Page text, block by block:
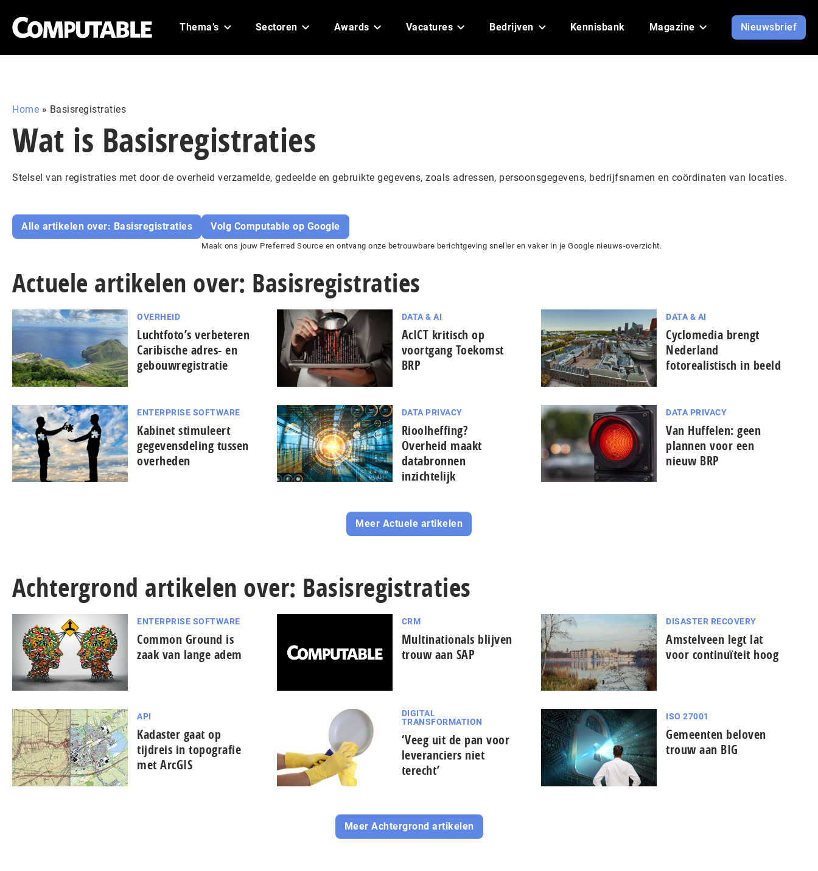
Thema’s Sectoren Awards Vacatures Bedrijven Kennisbank Magazine Nieuwsbrief
Home » Basisregistraties
Wat is Basisregistraties
Stelsel van registraties met door de overheid verzamelde, gedeelde en gebruikte gegevens, zoals adressen, persoonsgegevens, bedrijfsnamen en coördinaten van locaties.
Alle artikelen over: Basisregistraties Volg Computable op Google
Maak ons jouw Preferred Source en ontvang onze betrouwbare berichtgeving sneller en vaker in je Google nieuws-overzicht.
Actuele artikelen over: Basisregistraties
OVERHEID
Luchtfoto’s verbeteren
Caribische adres- en
gebouwregistratie
DATA & AI
AcICT kritisch op
voortgang Toekomst
BRP
DATA & AI
Cyclomedia brengt
Nederland
fotorealistisch in beeld
ENTERPRISE SOFTWARE
Kabinet stimuleert
gegevensdeling tussen
overheden
DATA PRIVACY
Rioolheffing?
Overheid maakt
databronnen
inzichtelijk
DATA PRIVACY
Van Huffelen: geen
plannen voor een
nieuw BRP
Meer Actuele artikelen
Achtergrond artikelen over: Basisregistraties
ENTERPRISE SOFTWARE
Common Ground is
zaak van lange adem
CRM
Multinationals blijven
trouw aan SAP
DISASTER RECOVERY
Amstelveen legt lat
voor continuïteit hoog
API
Kadaster gaat op
tijdreis in topografie
met ArcGIS
DIGITAL
TRANSFORMATION
‘Veeg uit de pan voor
leveranciers niet
terecht’
ISO 27001
Gemeenten beloven
trouw aan BIG
Meer Achtergrond artikelen